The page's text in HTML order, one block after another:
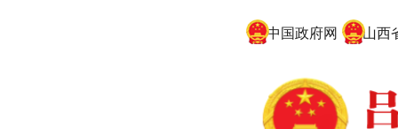
中国政府网 山西省